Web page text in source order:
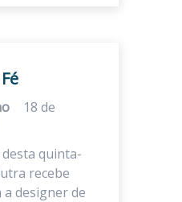
18 de
desta quinta-
recebe
a designer de